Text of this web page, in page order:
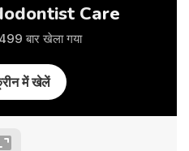
Care
बार खेला गया
में खेलें